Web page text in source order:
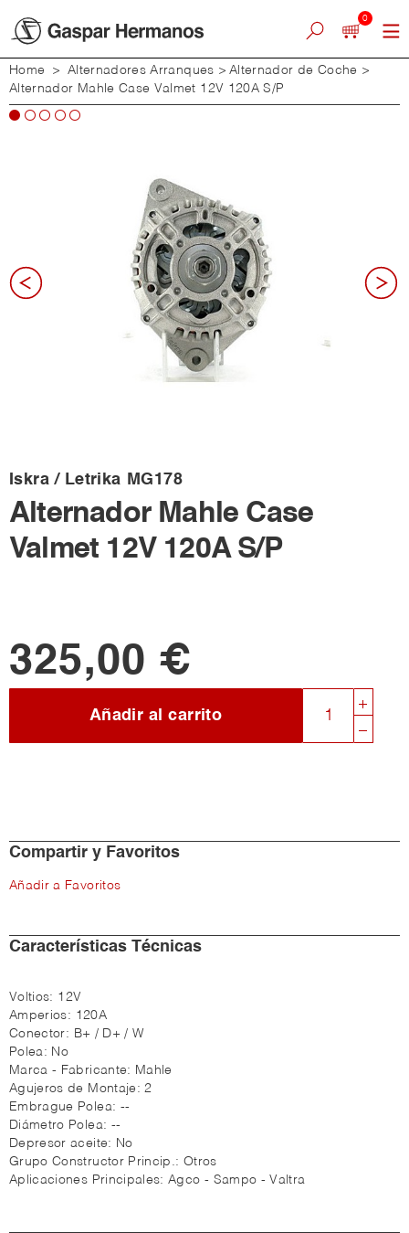
0
Home > Alternadores Arranques > Alternador de Coche >
Alternador Mahle Case Valmet 12V 120A S/P
Iskra / Letrika MG178
Alternador Mahle Case
Valmet 12V 120A S/P
325,00 €
Añadir al carrito
Compartir y Favoritos
Añadir a Favoritos
Características Técnicas
Voltios: 12V
Amperios: 120A
Conector: B+ / D+ / W
Polea: No
Marca - Fabricante: Mahle
Agujeros de Montaje:2
Embrague Polea: --
Diámetro Polea: --
Depresor aceite: No
Grupo Constructor Princip.: Otros
Aplicaciones Principales:Agco - Sampo - Valtra